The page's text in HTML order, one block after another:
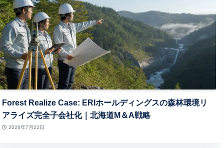
Forest Realize Case: ERIホールディングスの森林環境リ
アライズ完全子会社化｜北海道M＆A戦略
2026年7月22日